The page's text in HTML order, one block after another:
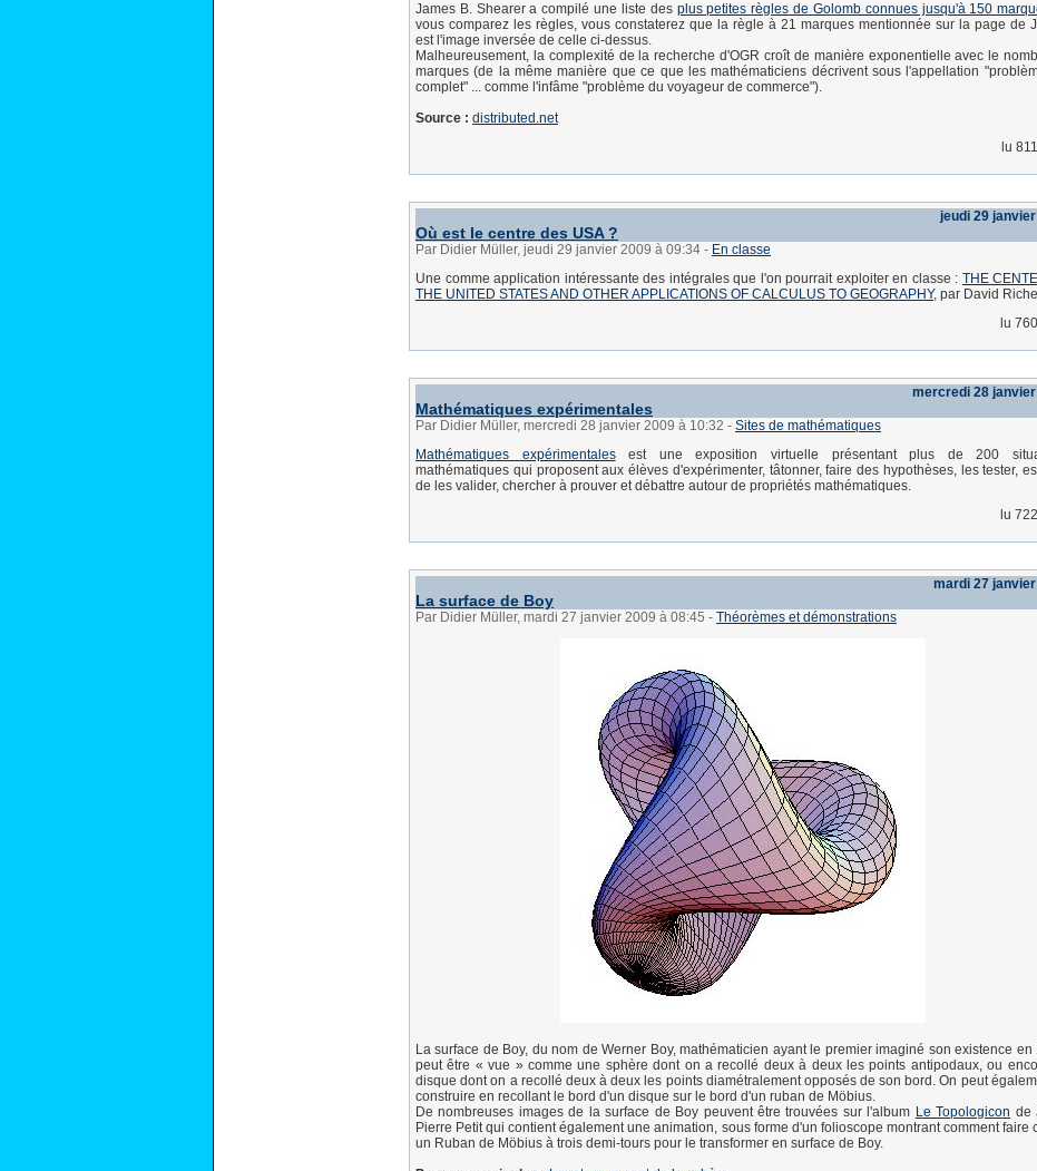
James B. Shearer a compilé une liste des plus petites règles de Golomb connues jusqu'à 150
vous comparez les règles, vous constaterez que la règle à 21 marques mentionnée sur la page de
est l'image inversée de celle ci-dessus.
Malheureusement, la complexité de la recherche d'OGR croît de manière exponentielle avec le
marques (de la même manière que ce que les mathématiciens décrivent sous l'appellation
complet" ... comme l'infâme "problème du voyageur de commerce").
Source : distributed.net
lu
jeudi 29
Où est le centre des USA ?
Par Didier Müller, jeudi 29 janvier 2009 à 09:34 - En classe
Une comme application intéressante des intégrales que l'on pourrait exploiter en classe : THE
THE UNITED STATES AND OTHER APPLICATIONS OF CALCULUS TO GEOGRAPHY, par David
lu
mercredi 28
Mathématiques expérimentales
Par Didier Müller, mercredi 28 janvier 2009 à 10:32 - Sites de mathématiques
Mathématiques expérimentalesest une exposition virtuelle présentant plus de 200
mathématiques qui proposent aux élèves d'expérimenter, tâtonner, faire des hypothèses, les tester,
de les valider, chercher à prouver et débattre autour de propriétés mathématiques.
lu
mardi 27
La surface de Boy
Par Didier Müller, mardi 27 janvier 2009 à 08:45 - Théorèmes et démonstrations
La surface de Boy, du nom de Werner Boy, mathématicien ayant le premier imaginé son existence en
peut être « vue » comme une sphère dont on a recollé deux à deux les points antipodaux, ou
disque dont on a recollé deux à deux les points diamétralement opposés de son bord. On peut
construire en recollant le bord d'un disque sur le bord d'un ruban de Möbius.
De nombreuses images de la surface de Boy peuvent être trouvées sur l'album Le Topologicon de
Pierre Petit qui contient également une animation, sous forme d'un folioscope montrant comment faire
un Ruban de Möbius à trois demi-tours pour le transformer en surface de Boy.